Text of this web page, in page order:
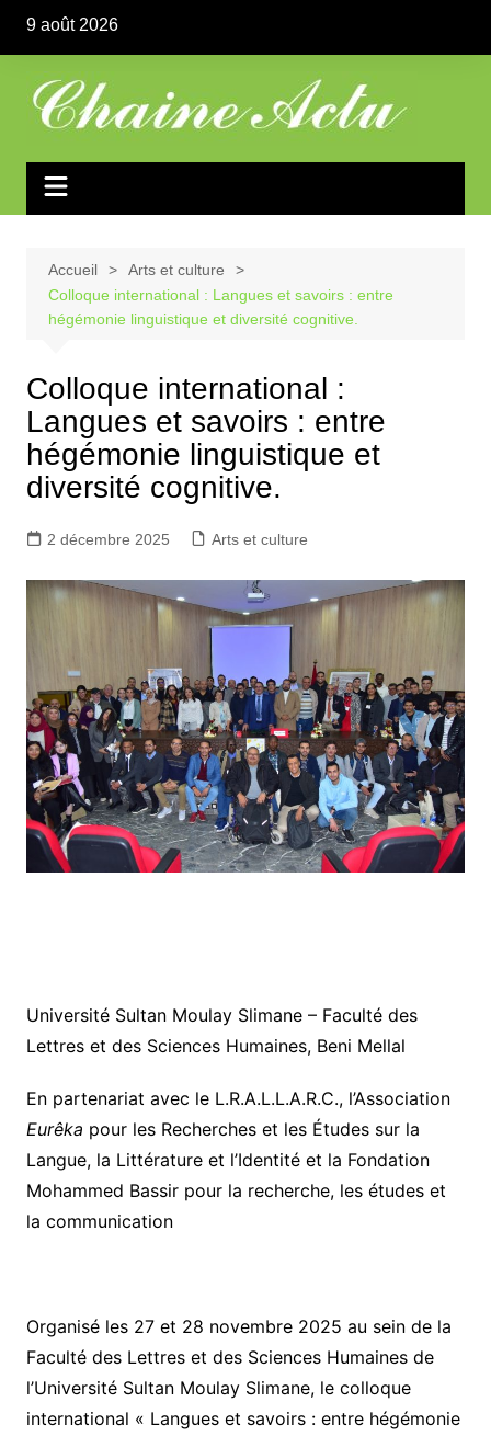
contenu
9 août 2026
Accueil
Arts et culture
Colloque international : Langues et savoirs : entre
hégémonie linguistique et diversité cognitive.
Colloque international :
Langues et savoirs : entre
hégémonie linguistique et
diversité cognitive.
2 décembre 2025 Arts et culture
Université Sultan Moulay Slimane – Faculté des
Lettres et des Sciences Humaines, Beni Mellal
En partenariat avec le L.R.A.L.L.A.R.C., l’Association
Eurêka pour les Recherches et les Études sur la
Langue, la Littérature et l’Identité et la Fondation
Mohammed Bassir pour la recherche, les études et
la communication
Organisé les 27 et 28 novembre 2025 au sein de la
Faculté des Lettres et des Sciences Humaines de
l’Université Sultan Moulay Slimane, le colloque
international « Langues et savoirs : entre hégémonie